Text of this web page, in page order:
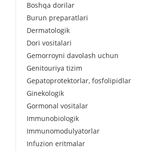
Boshqa dorilar
Burun preparatlari
Dermatologik
Dori vositalari
Gemorroyni davolash uchun
Genitouriya tizim
Gepatoprotektorlar, fosfolipidlar
Ginekologik
Gormonal vositalar
Immunobiologik
Immunomodulyatorlar
Infuzion eritmalar